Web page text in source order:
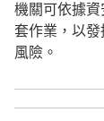
機關可依據
套作業，以
風險。